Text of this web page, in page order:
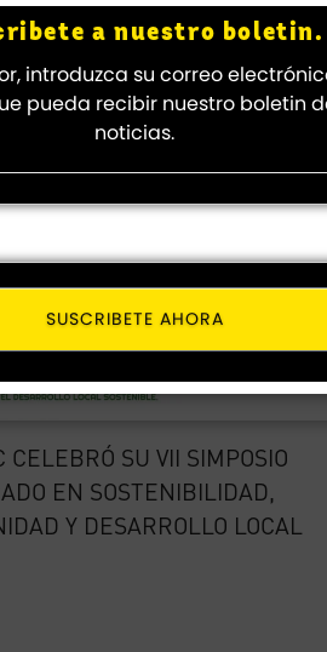
CELEBRÓ SU VII SIMPOSIO
EN SOSTENIBILIDAD,
Y DESARROLLO LOCAL
a nuestro boletin.
introduzca su correo
pueda recibir nuestro boletin
noticias.
SUSCRIBETE AHORA